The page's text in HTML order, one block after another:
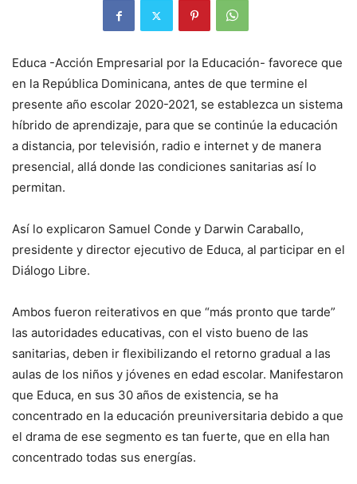
Educa -Acción Empresarial por la Educación- favorece que
en la República Dominicana, antes de que termine el
presente año escolar 2020-2021, se establezca un sistema
híbrido de aprendizaje, para que se continúe la educación
a distancia, por televisión, radio e internet y de manera
presencial, allá donde las condiciones sanitarias así lo
permitan.
Así lo explicaron Samuel Conde y Darwin Caraballo,
presidente y director ejecutivo de Educa, al participar en el
Diálogo Libre.
Ambos fueron reiterativos en que “más pronto que tarde”
las autoridades educativas, con el visto bueno de las
sanitarias, deben ir flexibilizando el retorno gradual a las
aulas de los niños y jóvenes en edad escolar. Manifestaron
que Educa, en sus 30 años de existencia, se ha
concentrado en la educación preuniversitaria debido a que
el drama de ese segmento es tan fuerte, que en ella han
concentrado todas sus energías.